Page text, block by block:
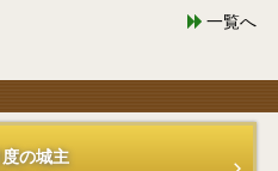
一覧へ
の城主